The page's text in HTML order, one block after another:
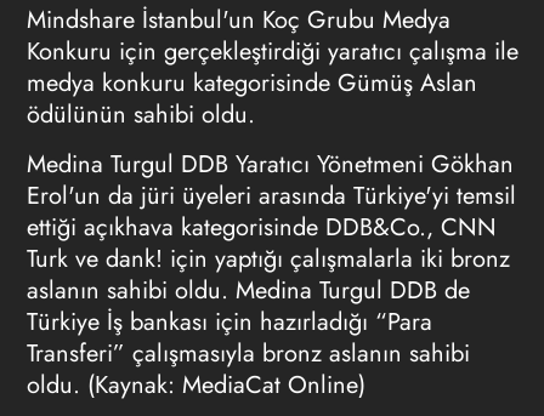
Mindshare İstanbul'un Koç Grubu Medya
Konkuru için gerçekleştirdiği yaratıcı çalışma ile
medya konkuru kategorisinde Gümüş Aslan
ödülünün sahibi oldu.
Medina Turgul DDB Yaratıcı Yönetmeni Gökhan
Erol'un da jüri üyeleri arasında Türkiye'yi temsil
ettiği açıkhava kategorisinde DDB&Co., CNN
Turk ve dank! için yaptığı çalışmalarla iki bronz
aslanın sahibi oldu. Medina Turgul DDB de
Türkiye İş bankası için hazırladığı “Para
Transferi” çalışmasıyla bronz aslanın sahibi
oldu. (Kaynak: MediaCat Online)